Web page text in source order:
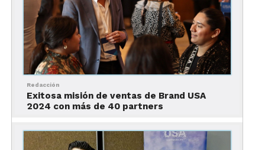
personas de todo el mundo, creando un tejido
global del cual también México forma parte.
Redacción
Exitosa misión de ventas de Brand USA
2024 con más de 40 partners